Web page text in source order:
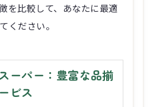
を比較して、あなたに最適
ください。
ーパー：豊富な品揃
ビス